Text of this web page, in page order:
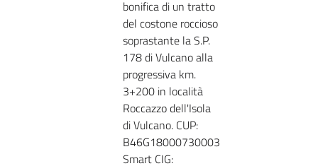
bonifica di un tratto
del costone roccioso
soprastante la S.P.
178 di Vulcano alla
progressiva km.
3+200 in località
Roccazzo dell'Isola
di Vulcano. CUP:
B46G18000730003
Smart CIG: